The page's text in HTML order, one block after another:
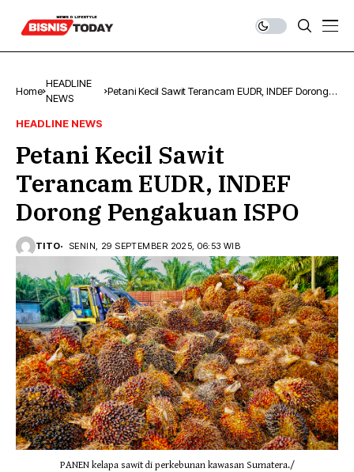
Home
HEADLINE
NEWS
Petani Kecil Sawit Terancam EUDR, INDEF Dorong
HEADLINE NEWS
Petani Kecil Sawit
Terancam EUDR, INDEF
Dorong Pengakuan ISPO
TITO SENIN, 29 SEPTEMBER 2025, 06:53 WIB
PANEN kelapa sawit di perkebunan kawasan Sumatera./